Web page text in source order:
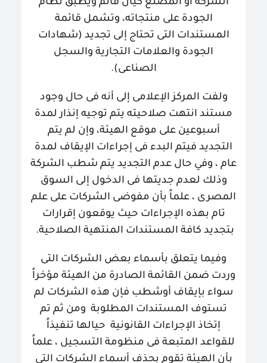
الشركة أو المصنع كيان قائم ويطبق نظام
الجودة على منتجاته، وتشمل قائمة
المستندات التى تحتاج إلى تجديد (شهادات
الجودة والعلامات التجارية والسجل
الصناعى).
ولفت المركز الإعلامى إلى أنه فى حال وجود
مستند انتهت صلاحيته يتم توجيه إنذار لمدة
أسبوعين على موقع الهيئة، وإن لم يتم
التجديد فيتم البدء فى إجراءات الإيقاف لمدة
عام ، وفي حال عدم التجديد يتم شطب الشركة
وذلك لعدم جديتها فى الدخول إلى السوق
المصرى ، علماً بأن مفوضى الشركات على علم
تام بهذه الإجراءات حيث يوقعون إقرارات
بتجديد كافة المستندات المنتهية الصلاحية.
وفيما يتعلق بأسماء بعض الشركات التى
وردت ضمن القائمة الصادرة من الهيئة مؤخراً
سواء بإيقاف أوشطب فإن هذه الشركات لم
تستوف المستندات المطلوبة ومن ثم تم
إتخاذ الإجراءات القانونية حيالها تنفيذاً
للقواعد المتبعة فى منظومة التسجيل ، علماً
بأن الهيئة تقوم بحذف أسماء الشركات التي